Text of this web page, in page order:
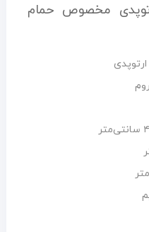
مخصوص حمام